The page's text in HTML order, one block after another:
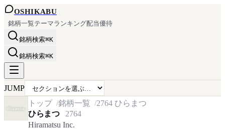
OSHIKABU
銘柄一覧テーマランキング配当優待
銘柄検索⌘K
銘柄検索⌘K
JUMP
トップ
銘柄一覧 2764 ひらまつ
ひらまつ
2764
Hiramatsu Inc.